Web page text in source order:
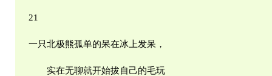
21
一只北极熊孤单的呆在冰上发呆，
实在无聊就开始拔自己的毛玩